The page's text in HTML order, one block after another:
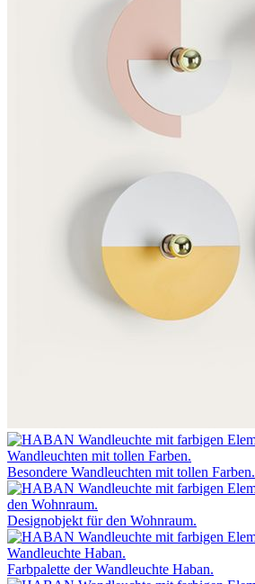
Besondere Wandleuchten mit tollen Farben.
Designobjekt für den Wohnraum.
Farbpalette der Wandleuchte Haban.